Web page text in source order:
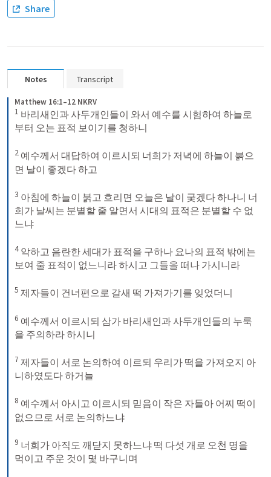
Share
Notes Transcript
Matthew 16:1–12 NKRV
1 바리새인과 사두개인들이 와서 예수를 시험하여 하늘로
부터 오는 표적 보이기를 청하니
2 예수께서 대답하여 이르시되 너희가 저녁에 하늘이 붉으
면 날이 좋겠다 하고
3 아침에 하늘이 붉고 흐리면 오늘은 날이 궂겠다 하나니 너
희가 날씨는 분별할 줄 알면서 시대의 표적은 분별할 수 없
느냐
4 악하고 음란한 세대가 표적을 구하나 요나의 표적 밖에는
보여 줄 표적이 없느니라 하시고 그들을 떠나 가시니라
5 제자들이 건너편으로 갈새 떡 가져가기를 잊었더니
6 예수께서 이르시되 삼가 바리새인과 사두개인들의 누룩
을 주의하라 하시니
7 제자들이 서로 논의하여 이르되 우리가 떡을 가져오지 아
니하였도다 하거늘
8 예수께서 아시고 이르시되 믿음이 작은 자들아 어찌 떡이
없으므로 서로 논의하느냐
9 너희가 아직도 깨닫지 못하느냐 떡 다섯 개로 오천 명을
먹이고 주운 것이 몇 바구니며